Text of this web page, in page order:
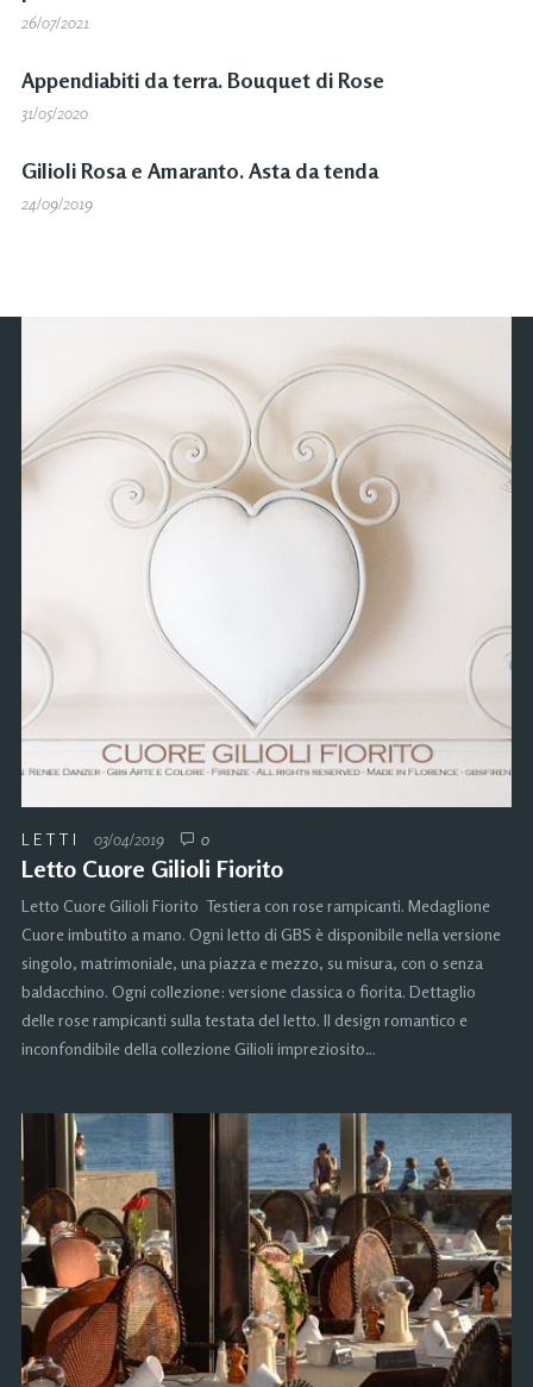
26/07/2021
Appendiabiti da terra. Bouquet di Rose
31/05/2020
Gilioli Rosa e Amaranto. Asta da tenda
24/09/2019
LETTI 03/04/2019 0
Letto Cuore Gilioli Fiorito
Letto Cuore Gilioli Fiorito Testiera con rose rampicanti. Medaglione
Cuore imbutito a mano. Ogni letto di GBS è disponibile nella versione
singolo, matrimoniale, una piazza e mezzo, su misura, con o senza
baldacchino. Ogni collezione: versione classica o fiorita. Dettaglio
delle rose rampicanti sulla testata del letto. Il design romantico e
inconfondibile della collezione Gilioli impreziosito…